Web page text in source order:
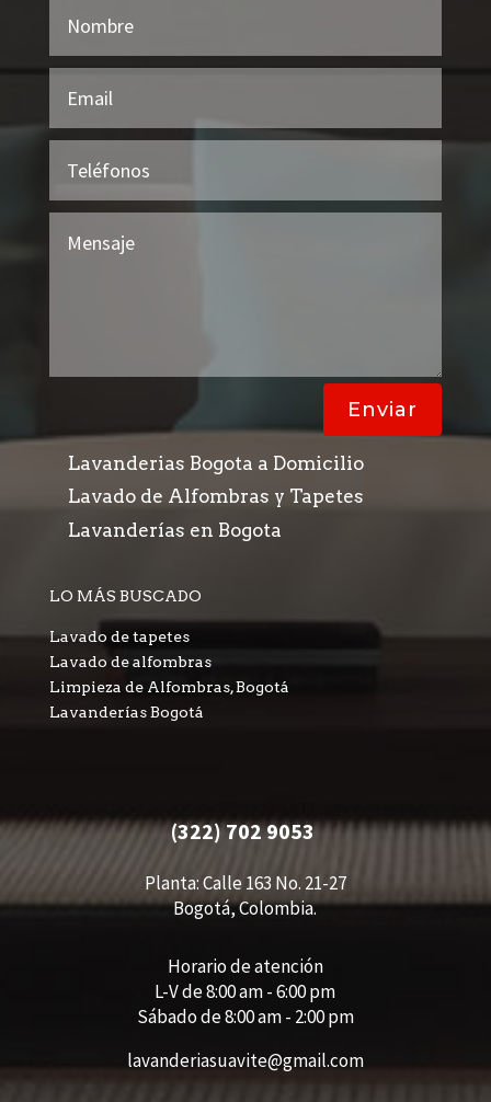
Enviar
Lavanderias Bogota a Domicilio
Lavado de Alfombras y Tapetes
Lavanderías en Bogota
LO MÁS BUSCADO
Lavado de tapetes
Lavado de alfombras
Limpieza de Alfombras, Bogotá
Lavanderías Bogotá
(322) 702 9053
Planta: Calle 163 No. 21-27
Bogotá, Colombia.
Horario de atención
L-V de 8:00 am - 6:00 pm
Sábado de 8:00 am - 2:00 pm
lavanderiasuavite@gmail.com